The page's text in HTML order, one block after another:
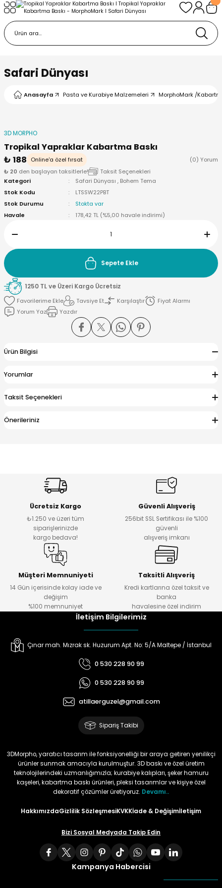
Safari Dünyası
Anasayfa Pasta ve Kurabiye Malzemeleri MorphoMark /
3D MORPHO
Tropikal Yapraklar Kabartma Baskı
₺ 188
Online'a özel fırsat
(0) Yorum
₺ 20 den başlayan taksitlerle!
Taksit Seçenekleri
Kategori
Safari Dünyası , Bohem Tema
Stok Kodu
LTSSW22PBT
Stok Durumu
Stokta var
Havale
178,42 TL (%5,00 havale indirimi)
Sepete Ekle
1250 TL ve Üzeri Kargo Ücretsiz
Tavsiye Et
Karşılaştır
Fiyat Alarmı
Yorum Yaz
Yazdır
Ürün Bilgisi
Yorumlar
Taksit Seçenekleri
Önerileriniz
Ücretsiz Kargo
₺1.250 ve üzeri tüm
siparişlerinizde
kargo bedava!
Güvenli Alışveriş
256bit SSL Sertifikası ile %100
güvenli
alışveriş imkanı
Müşteri Memnuniyeti
14 Gün içerisinde kolay iade ve
değişim
%100 memnuniyet
Taksitli Alışveriş
Kredi kartlarına özel taksit ve
banka
havalesine özel indirim
İletişim Bilgilerimiz
Çınar mah. Mızrak sk. Huzurum Apt. No: 5/A Maltepe / İstanbul
0 530 228 90 99
0 530 228 90 99
atillaerguzel@gmail.com
Sipariş Takibi
3DMorpho, yaratıcı tasarım ile fonksiyonelliği bir araya getiren yenilikçi
ürünler sunmak amacıyla kurulmuştur. 3D baskı ve özel üretim
teknolojilerindeki uzmanlığımızla; kurabiye kalıpları, şeker hamuru
kaşeleri, kabartma baskı ürünleri, pleksi tasarımlar ve kişiye özel
dekoratif çözümler üretiyoruz. Devamı..
HakkımızdaGizlilik SözleşmesiKVKKİade & Değişimİletişim
Bizi Sosyal Medyada Takip Edin
Kampanya Habercisi
Geri Dön
Malzemeleri
Baskı
Bas-Çek Kalıp
/ Embosser
/ Doku-Şablon Baskı
Aparatları
Pleksi
Kağıdı
Geri Dön